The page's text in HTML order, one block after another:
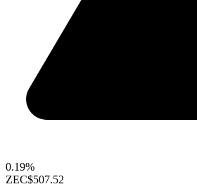
0.19%
ZEC$507.52